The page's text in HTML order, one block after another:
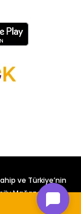
ve Türkiye’nin
Mağazacılık